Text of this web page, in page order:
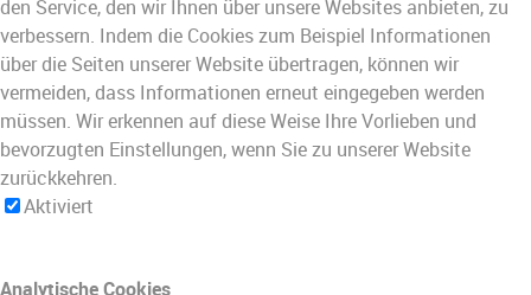
den Service, den wir Ihnen über unsere Websites anbieten, zu
verbessern. Indem die Cookies zum Beispiel Informationen
über die Seiten unserer Website übertragen, können wir
vermeiden, dass Informationen erneut eingegeben werden
müssen. Wir erkennen auf diese Weise Ihre Vorlieben und
bevorzugten Einstellungen, wenn Sie zu unserer Website
zurückkehren.
Aktiviert
Analytische Cookies